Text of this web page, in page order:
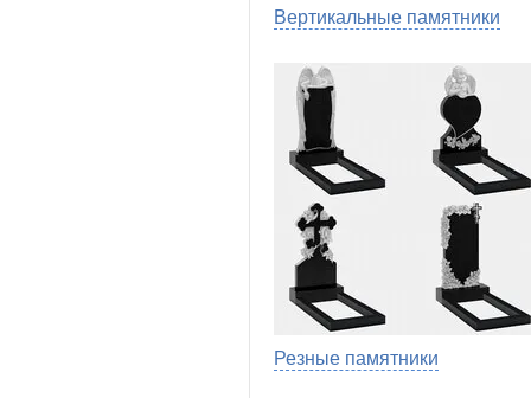
Вертикальные памятники
Резные памятники